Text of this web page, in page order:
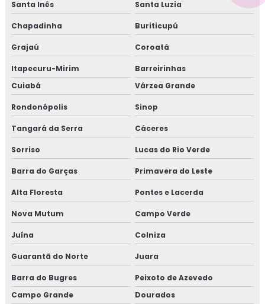
Santa Inês Santa Luzia
Chapadinha Buriticupú
Grajaú Coroatá
Itapecuru-Mirim
Barreirinhas
Cuiabá
Várzea Grande
Rondonópolis Sinop
Tangará da Serra Cáceres
Sorriso Lucas do Rio Verde
Barra do Garças Primavera do Leste
Alta Floresta Pontes e Lacerda
Nova Mutum Campo Verde
Juína Colniza
Guarantã do Norte Juara
Barra do Bugres
Peixoto de Azevedo
Campo Grande
Dourados